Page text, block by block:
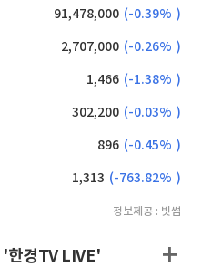
91,478,000 (-0.39% )
2,707,000 (-0.26% )
1,466 (-1.38% )
302,200 (-0.03% )
896 (-0.45% )
1,313 (-763.82% )
정보제공 : 빗썸
'한경TV LIVE'